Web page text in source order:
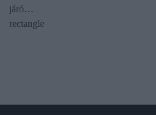
járó…
rectangle